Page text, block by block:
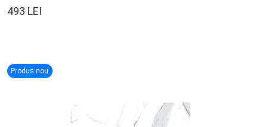
493 LEI
Produs nou